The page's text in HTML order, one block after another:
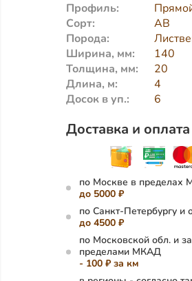
Профиль:
Сорт:
АВ
Порода:
Ширина, мм:
140
Толщина, мм:
20
Длина, м:
4
Досок в уп.:
6
Доставка и оплата
по Москве в пределах
до 5000 ₽
по Санкт-Петербургу и
до 4500 ₽
по Московской обл. и за
пределами МКАД
- 100 ₽ за км